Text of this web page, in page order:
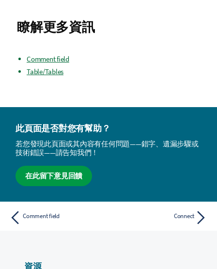
瞭解更多資訊
Comment field
Table/Tables
此頁面是否對您有幫助？
若您發現此頁面或其內容有任何問題——錯字、遺漏步驟或
技術錯誤——請告知我們！
在此留下意見回饋
Comment field Connect
資源